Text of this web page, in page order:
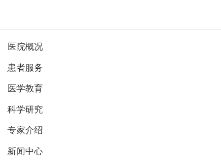
医院概况
患者服务
医学教育
科学研究
专家介绍
新闻中心